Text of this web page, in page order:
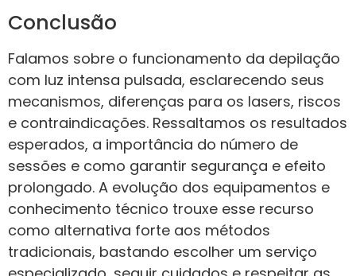
Conclusão
Falamos sobre o funcionamento da depilação
com luz intensa pulsada, esclarecendo seus
mecanismos, diferenças para os lasers, riscos
e contraindicações. Ressaltamos os resultados
esperados, a importância do número de
sessões e como garantir segurança e efeito
prolongado. A evolução dos equipamentos e
conhecimento técnico trouxe esse recurso
como alternativa forte aos métodos
tradicionais, bastando escolher um serviço